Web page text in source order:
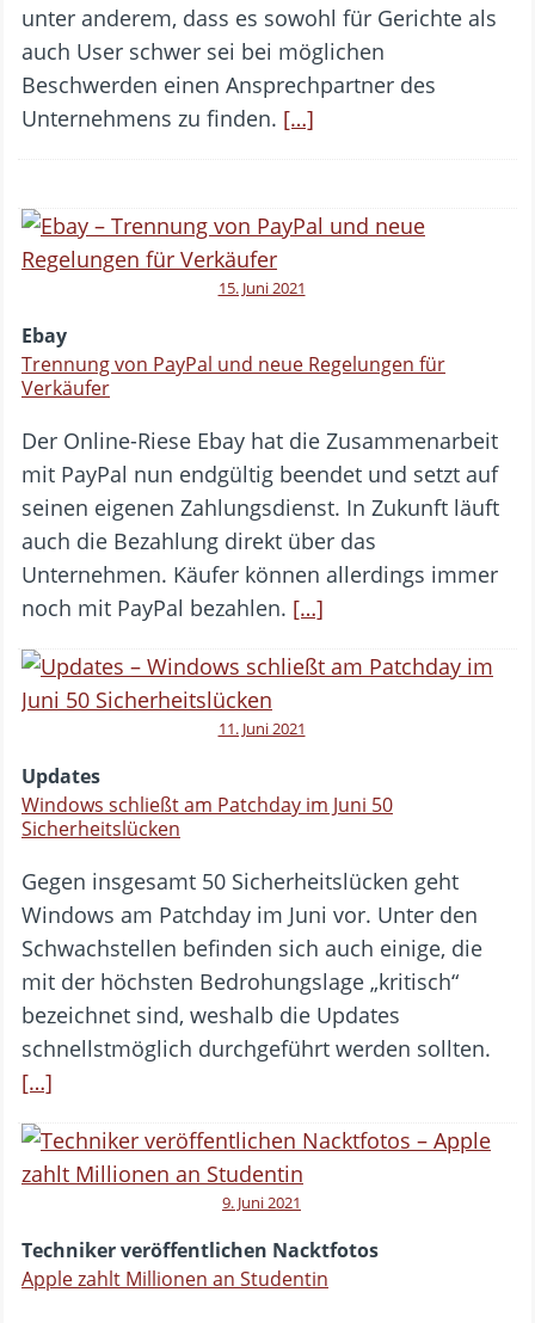
unter anderem, dass es sowohl für Gerichte als
auch User schwer sei bei möglichen
Beschwerden einen Ansprechpartner des
Unternehmens zu finden. […]
15. Juni 2021
Ebay
Trennung von PayPal und neue Regelungen für
Verkäufer
Der Online-Riese Ebay hat die Zusammenarbeit
mit PayPal nun endgültig beendet und setzt auf
seinen eigenen Zahlungsdienst. In Zukunft läuft
auch die Bezahlung direkt über das
Unternehmen. Käufer können allerdings immer
noch mit PayPal bezahlen. […]
11. Juni 2021
Updates
Windows schließt am Patchday im Juni 50
Sicherheitslücken
Gegen insgesamt 50 Sicherheitslücken geht
Windows am Patchday im Juni vor. Unter den
Schwachstellen befinden sich auch einige, die
mit der höchsten Bedrohungslage „kritisch“
bezeichnet sind, weshalb die Updates
schnellstmöglich durchgeführt werden sollten.
[…]
9. Juni 2021
Techniker veröffentlichen Nacktfotos
Apple zahlt Millionen an Studentin